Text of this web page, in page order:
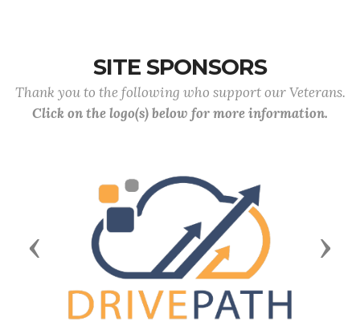
SITE SPONSORS
Thank you to the following who support our Veterans.
Click on the logo(s) below for more information.
Previous Next